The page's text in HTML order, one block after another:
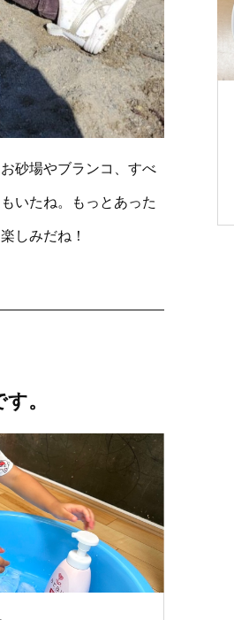
砂場やブランコ、すべ
いたね。もっとあった
楽しみだね！
。